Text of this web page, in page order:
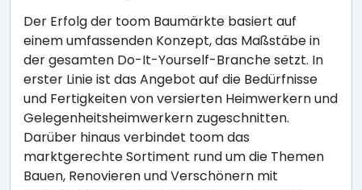
Der Erfolg der toom Baumärkte basiert auf
einem umfassenden Konzept, das Maßstäbe in
der gesamten Do-It-Yourself-Branche setzt. In
erster Linie ist das Angebot auf die Bedürfnisse
und Fertigkeiten von versierten Heimwerkern und
Gelegenheitsheimwerkern zugeschnitten.
Darüber hinaus verbindet toom das
marktgerechte Sortiment rund um die Themen
Bauen, Renovieren und Verschönern mit